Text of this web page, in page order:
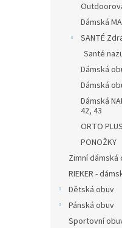
Dámská
SANTÉ
Santé
Dámská
Dámská
Dámská
42, 43
ORTO PLUS
PONOŽKY
Zimní dámská
RIEKER -
Dětská obuv
Pánská obuv
Sportovní